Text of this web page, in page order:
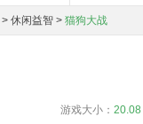
> 休闲益智 > 猫狗大战
游戏大小： 20.08